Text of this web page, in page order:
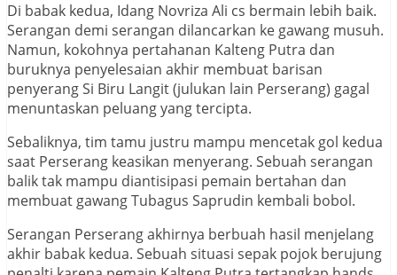
Di babak kedua, Idang Novriza Ali cs bermain lebih baik.
Serangan demi serangan dilancarkan ke gawang musuh.
Namun, kokohnya pertahanan Kalteng Putra dan
buruknya penyelesaian akhir membuat barisan
penyerang Si Biru Langit (julukan lain Perserang) gagal
menuntaskan peluang yang tercipta.
Sebaliknya, tim tamu justru mampu mencetak gol kedua
saat Perserang keasikan menyerang. Sebuah serangan
balik tak mampu diantisipasi pemain bertahan dan
membuat gawang Tubagus Saprudin kembali bobol.
Serangan Perserang akhirnya berbuah hasil menjelang
akhir babak kedua. Sebuah situasi sepak pojok berujung